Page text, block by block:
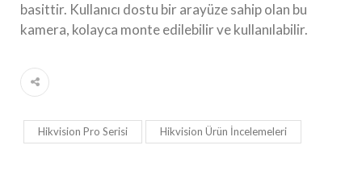
basittir. Kullanıcı dostu bir arayüze sahip olan bu
kamera, kolayca monte edilebilir ve kullanılabilir.
Hikvision Pro Serisi Hikvision Ürün İncelemeleri